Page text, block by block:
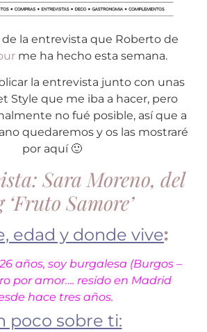
la entrevista que Roberto de
me ha hecho esta semana.
la entrevista junto con unas
Style que me iba a hacer, pero
no fué posible, así que a
quedaremos y os las mostraré
por aquí 🙂
Sara Moreno, del
‘Fruto Samore’
edad y donde vive:
años, soy burgalesa (Burgos –
por amor…. resido en Madrid
hace tres años.
poco sobre ti: